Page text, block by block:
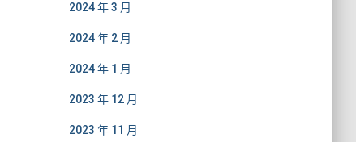
2024 年 3 月
2024 年 2 月
2024 年 1 月
2023 年 12 月
2023 年 11 月